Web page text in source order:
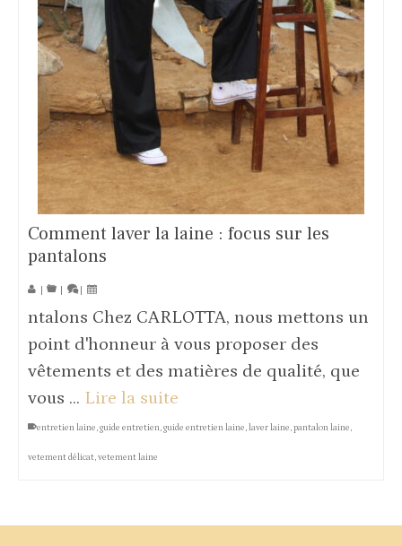
Comment laver la laine : focus sur les
pantalons
ntalons Chez CARLOTTA, nous mettons un
point d'honneur à vous proposer des
vêtements et des matières de qualité, que
vous … Lire la suite
entretien laine,guide entretien,guide entretien laine,laver laine,pantalon laine,
vetement délicat,vetement laine